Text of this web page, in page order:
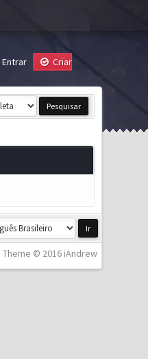
Entrar
Criar
Theme © 2016 iAndrew